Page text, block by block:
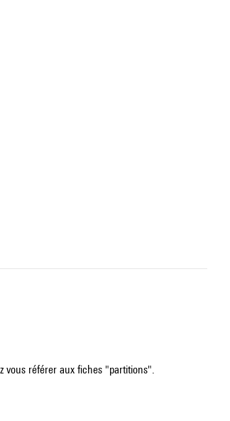
vous référer aux fiches "partitions".